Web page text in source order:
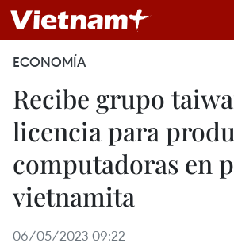
ECONOMÍA
Recibe grupo
licencia para
computadoras en
vietnamita
06/05/2023 09:22